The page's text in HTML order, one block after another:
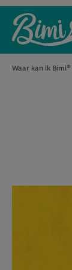
Waar kan ik Bimi®